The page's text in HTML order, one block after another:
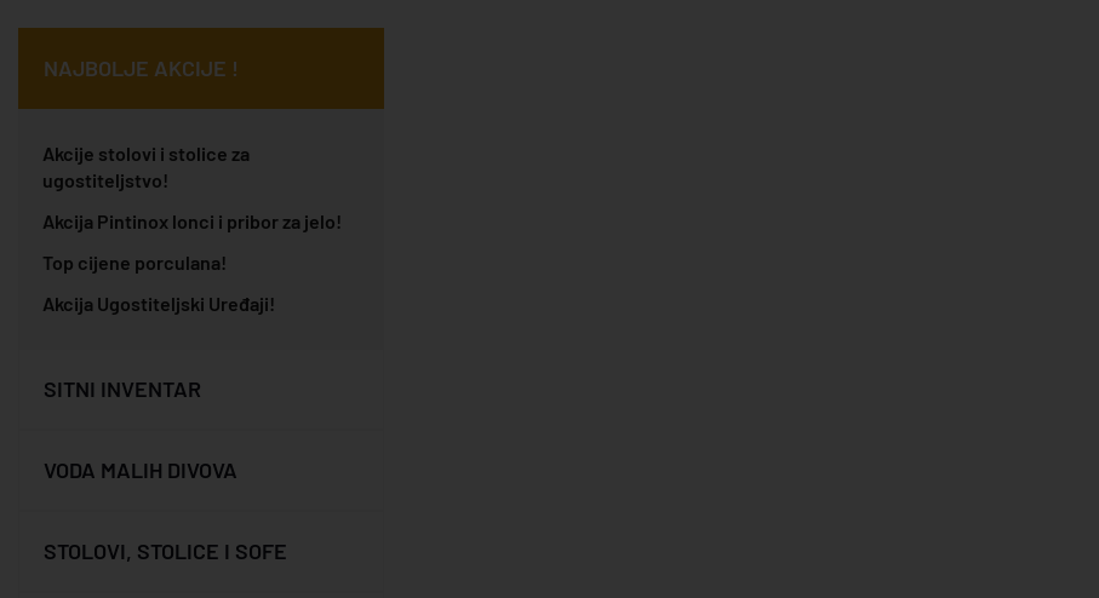
NAJBOLJE AKCIJE !
Akcije stolovi i stolice za
ugostiteljstvo!
Akcija Pintinox lonci i pribor za jelo!
Top cijene porculana!
Akcija Ugostiteljski Uređaji!
SITNI INVENTAR
VODA MALIH DIVOVA
STOLOVI, STOLICE I SOFE